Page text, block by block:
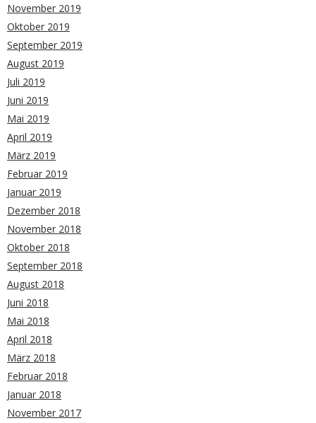
November 2019
Oktober 2019
September 2019
August 2019
Juli 2019
Juni 2019
Mai 2019
April 2019
März 2019
Februar 2019
Januar 2019
Dezember 2018
November 2018
Oktober 2018
September 2018
August 2018
Juni 2018
Mai 2018
April 2018
März 2018
Februar 2018
Januar 2018
November 2017